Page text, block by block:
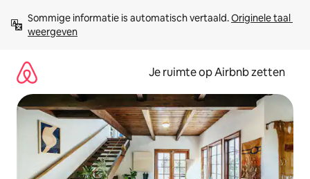
direct
naar
Sommige informatie is automatisch vertaald. Originele taal
weergeven
Je ruimte op Airbnb zetten